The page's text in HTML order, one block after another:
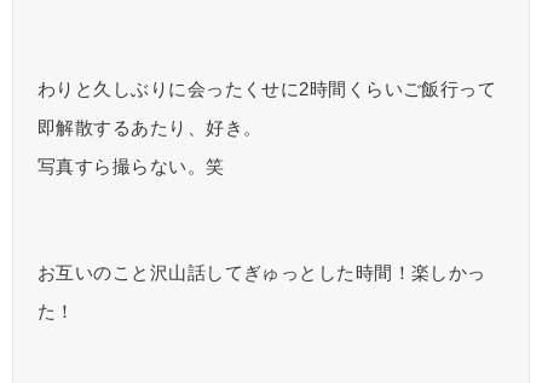
わりと久しぶりに会ったくせに2時間くらいご飯行って
即解散するあたり、好き。
写真すら撮らない。笑
お互いのこと沢山話してぎゅっとした時間！楽しかっ
た！